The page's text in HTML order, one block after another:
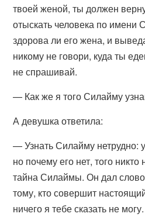
твоей женой, ты должен
отыскать человека по имени
здорова ли его жена, и
никому не говори, куда ты
не спрашивай.
— Как же я того Силайму
А девушка ответила:
— Узнать Силайму нетрудно:
но почему его нет, того никто
тайна Силаймы. Он дал
тому, кто совершит
ничего я тебе сказать не